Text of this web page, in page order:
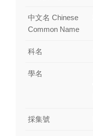
中文名 Chinese
Common Name
科名
學名
採集號